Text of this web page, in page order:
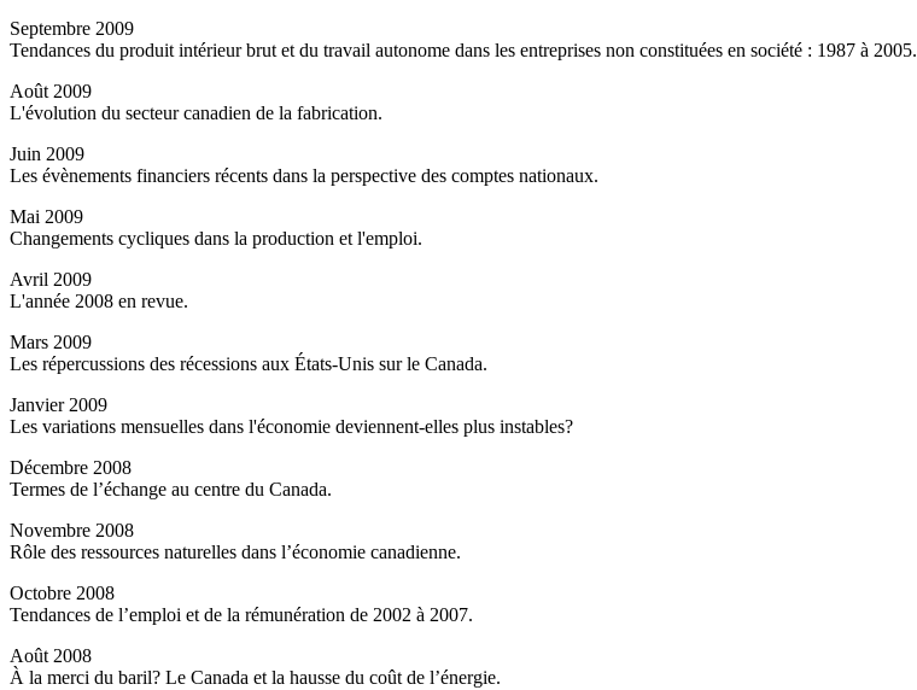
Septembre 2009
Tendances du produit intérieur brut et du travail autonome dans les entreprises non constituées en société : 1987 à 2005.
Août 2009
L'évolution du secteur canadien de la fabrication.
Juin 2009
Les évènements financiers récents dans la perspective des comptes nationaux.
Mai 2009
Changements cycliques dans la production et l'emploi.
Avril 2009
L'année 2008 en revue.
Mars 2009
Les répercussions des récessions aux États-Unis sur le Canada.
Janvier 2009
Les variations mensuelles dans l'économie deviennent-elles plus instables?
Décembre 2008
Termes de l’échange au centre du Canada.
Novembre 2008
Rôle des ressources naturelles dans l’économie canadienne.
Octobre 2008
Tendances de l’emploi et de la rémunération de 2002 à 2007.
Août 2008
À la merci du baril? Le Canada et la hausse du coût de l’énergie.